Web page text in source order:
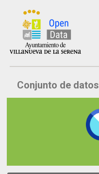
Inicio
Datos
Conjunto de datos